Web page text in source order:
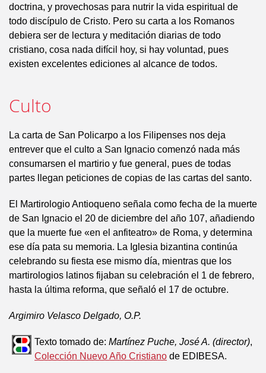
doctrina, y provechosas para nutrir la vida espiritual de
todo discípulo de Cristo. Pero su carta a los Romanos
debiera ser de lectura y meditación diarias de todo
cristiano, cosa nada difícil hoy, si hay voluntad, pues
existen excelentes ediciones al alcance de todos.
Culto
La carta de San Policarpo a los Filipenses nos deja
entrever que el culto a San Ignacio comenzó nada más
consumarsen el martirio y fue general, pues de todas
partes llegan peticiones de copias de las cartas del santo.
El Martirologio Antioqueno señala como fecha de la muerte
de San Ignacio el 20 de diciembre del año 107, añadiendo
que la muerte fue «en el anfiteatro» de Roma, y determina
ese día pata su memoria. La Iglesia bizantina continúa
celebrando su fiesta ese mismo día, mientras que los
martirologios latinos fijaban su celebración el 1 de febrero,
hasta la última reforma, que señaló el 17 de octubre.
Argimiro Velasco Delgado, O.P.
Texto tomado de: Martínez Puche, José A. (director),
Colección Nuevo Año Cristiano de EDIBESA.